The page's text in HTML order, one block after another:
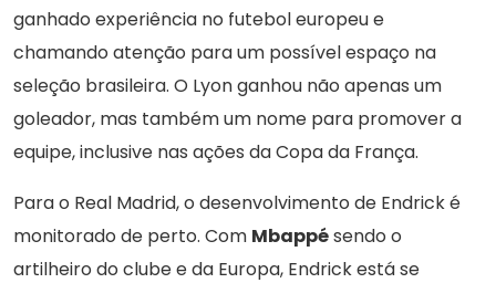
ganhado experiência no futebol europeu e
chamando atenção para um possível espaço na
seleção brasileira. O Lyon ganhou não apenas um
goleador, mas também um nome para promover a
equipe, inclusive nas ações da Copa da França.
Para o Real Madrid, o desenvolvimento de Endrick é
monitorado de perto. Com Mbappésendo o
artilheiro do clube e da Europa, Endrick está se